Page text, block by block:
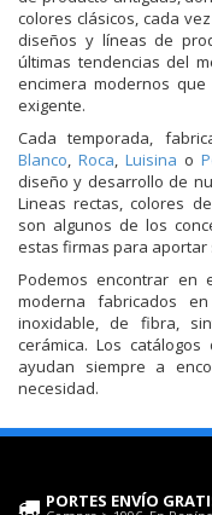
colores clásicos, cada
diseños y líneas de
últimas tendencias del
encimera modernos
exigente.
Cada temporada,
Blanco, Roca, Luisina o
diseño y desarrollo de
Lineas rectas, colores
son algunos de los
estas firmas para aportar
Podemos encontrar en
moderna fabricados
inoxidable, de fibra,
cerámica. Los
ayudan siempre a
necesidad.
PORTES ENVÍO